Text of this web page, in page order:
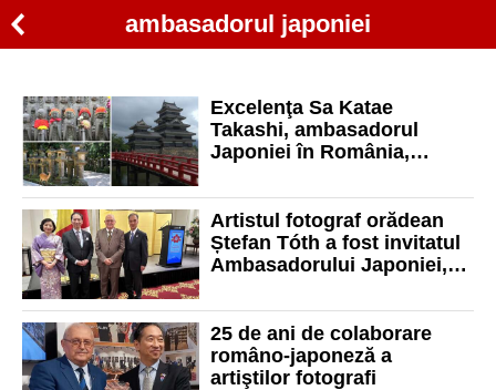
ambasadorul japoniei
Excelenţa Sa Katae
Takashi, ambasadorul
Japoniei în România,
alături de artistul fotograf
Ștefan Tóth
Artistul fotograf orădean
Ștefan Tóth a fost invitatul
Ambasadorului Japoniei,
25 de ani de colaborare
româno-japoneză a
artiştilor fotografi